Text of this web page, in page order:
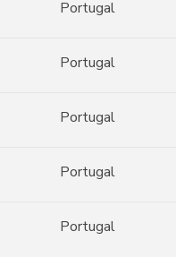
Portugal
Portugal
Portugal
Portugal
Portugal